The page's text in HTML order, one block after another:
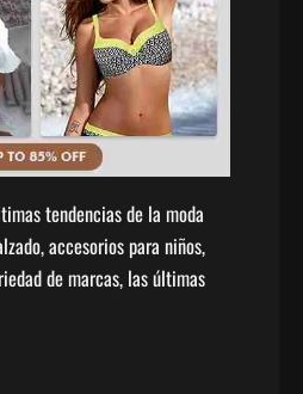
tendencias de la moda
accesorios para niños,
de marcas, las últimas